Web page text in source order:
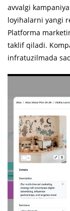
avvalgi
loyihalarni yangi
Platforma
taklif qiladi.
infratuzilmada